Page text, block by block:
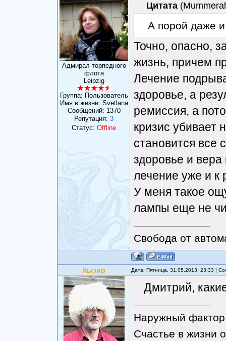
Адмирал торпедного
флота
Leipzig
Группа: Пользователь
Имя в жизни: Svetlana
Сообщений: 1370
Репутация: 3
Статус: Offline
Цитата (
А порой даже
Точно, опасно,
жизнь, причем
Лечение
здоровье, а
ремиссия, а
кризис убивает
становится все
здоровье и
лечение уже и к
У меня такое
лампы еще не
Свобода от
Хызир Дата: Пятница, 31.05.2013, 23:33 |
Дмитрий,
Наружный фактор
Счастье в жизни